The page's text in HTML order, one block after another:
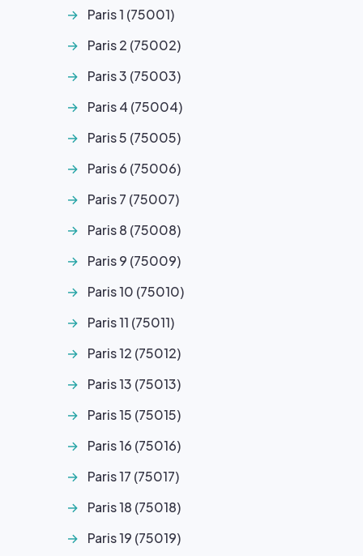
Paris 1 (75001)
Paris 2 (75002)
Paris 3 (75003)
Paris 4 (75004)
Paris 5 (75005)
Paris 6 (75006)
Paris 7 (75007)
Paris 8 (75008)
Paris 9 (75009)
Paris 10 (75010)
Paris 11 (75011)
Paris 12 (75012)
Paris 13 (75013)
Paris 15 (75015)
Paris 16 (75016)
Paris 17 (75017)
Paris 18 (75018)
Paris 19 (75019)